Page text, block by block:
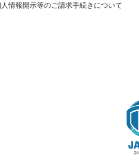
情報開示等のご請求手続きについて